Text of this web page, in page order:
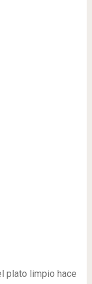
plato limpio hace